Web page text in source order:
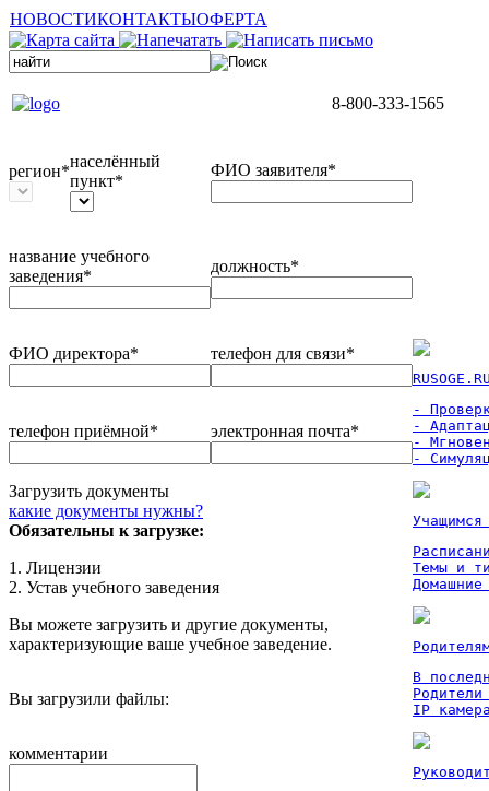
НОВОСТИКОНТАКТЫОФЕРТА
8-800-333-1565
регион*
населённый
пункт*
ФИО заявителя*
название учебного
заведения*
должность*
ФИО директора* телефон для связи*
телефон приёмной* электронная почта*
Загрузить документы
какие документы нужны?
Обязательны к загрузке:
1. Лицензии
2. Устав учебного заведения
Вы можете загрузить и другие документы,
характеризующие ваше учебное заведение.
Вы загрузили файлы:
комментарии
-
-
-
-
Темы и
Домашние
В
IP